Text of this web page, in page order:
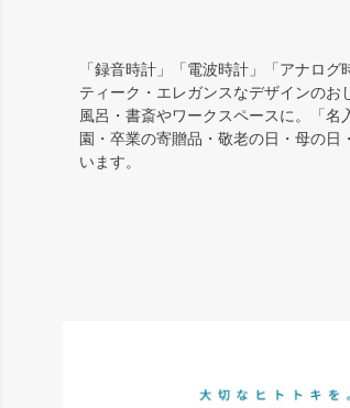
「録音時計」「電波時計」「アナロ
ティーク・エレガンスなデザインの
風呂・書斎やワークスペースに。「
園・卒業の寄贈品・敬老の日・母の
います。